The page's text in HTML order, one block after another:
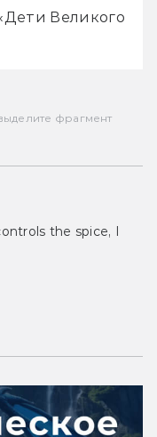
Великого
фрагмент
the spice, I